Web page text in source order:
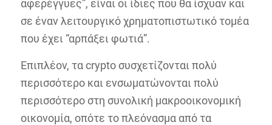
αφερέγγυες”, είναι οι ίδιες που θα ίσχυαν και
σε έναν λειτουργικό χρηματοπιστωτικό τομέα
που έχει “αρπάξει φωτιά”.
Επιπλέον, τα crypto συσχετίζονται πολύ
περισσότερο και ενσωματώνονται πολύ
περισσότερο στη συνολική μακροοικονομική
οικονομία, οπότε το πλεόνασμα από τα